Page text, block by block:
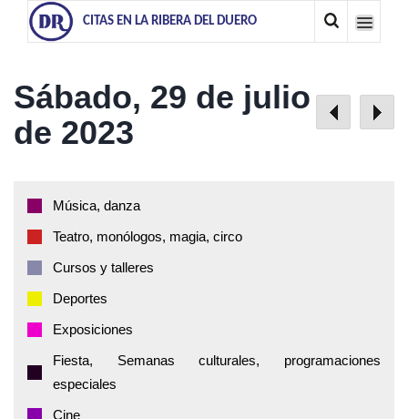
CITAS EN LA RIBERA DEL DUERO
Sábado, 29 de julio
de 2023
Música, danza
Teatro, monólogos, magia, circo
Cursos y talleres
Deportes
Exposiciones
Fiesta, Semanas culturales, programaciones
especiales
Cine